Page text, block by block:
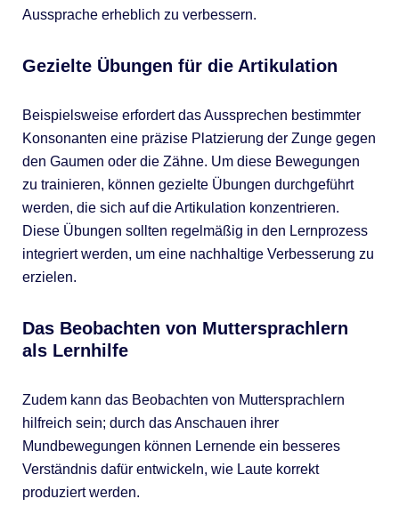
Aussprache erheblich zu verbessern.
Gezielte Übungen für die Artikulation
Beispielsweise erfordert das Aussprechen bestimmter
Konsonanten eine präzise Platzierung der Zunge gegen
den Gaumen oder die Zähne. Um diese Bewegungen
zu trainieren, können gezielte Übungen durchgeführt
werden, die sich auf die Artikulation konzentrieren.
Diese Übungen sollten regelmäßig in den Lernprozess
integriert werden, um eine nachhaltige Verbesserung zu
erzielen.
Das Beobachten von Muttersprachlern
als Lernhilfe
Zudem kann das Beobachten von Muttersprachlern
hilfreich sein; durch das Anschauen ihrer
Mundbewegungen können Lernende ein besseres
Verständnis dafür entwickeln, wie Laute korrekt
produziert werden.